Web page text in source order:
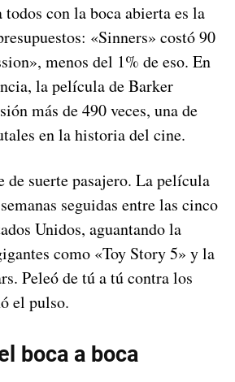
con la boca abierta es la
«Sinners» costó 90
menos del 1% de eso. En
la película de Barker
más de 490 veces, una de
en la historia del cine.
de suerte pasajero. La película
seguidas entre las cinco
Unidos, aguantando la
como «Toy Story 5» y la
Peleó de tú a tú contra los
el pulso.
boca a boca